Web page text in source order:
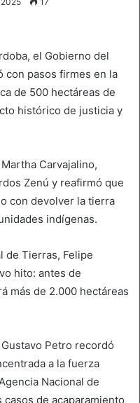
el Gobierno del
con pasos firmes en la
de 500 hectáreas de
histórico de justicia y
Carvajalino,
Zenú y reafirmó que
con devolver la tierra
indígenas.
de Tierras, Felipe
hito: antes de
más de 2.000 hectáreas
Petro recordó
a la fuerza
Nacional de
de acaparamiento